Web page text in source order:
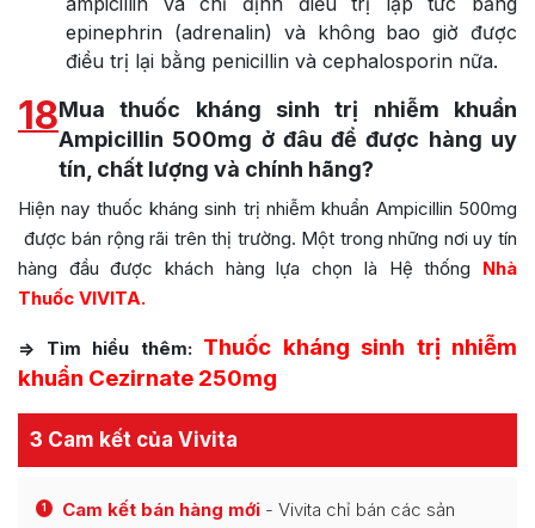
epinephrin (adrenalin) và không bao giờ được
điều trị lại bằng penicillin và cephalosporin nữa.
18Mua thuốc kháng sinh trị nhiễm khuẩn
Ampicillin 500mg ở đâu để được hàng uy
tín, chất lượng và chính hãng?
Hiện nay thuốc kháng sinh trị nhiễm khuẩn Ampicillin 500mg
được bán rộng rãi trên thị trường. Một trong những nơi uy tín
hàng đầu được khách hàng lựa chọn là Hệ thống
Nhà
Thuốc VIVITA.
=> Tìm hiểu thêm: Thuốc kháng sinh trị nhiễm
khuẩn Cezirnate 250mg
3 Cam kết của Vivita
1 Cam kết bán hàng mới - Vivita chỉ bán các sản